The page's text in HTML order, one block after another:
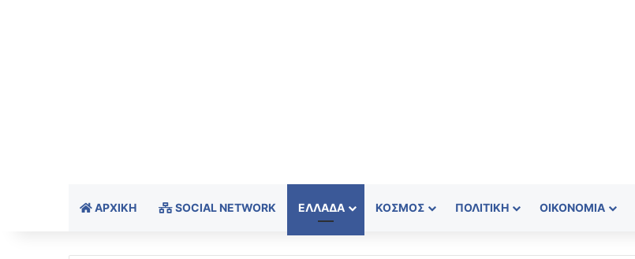
ΑΡΧΙΚΉ SOCIAL NETWORK ΕΛΛΆΔΑ ΚΌΣΜΟΣ ΠΟΛΙΤΙΚΉ ΟΙΚΟΝΟΜΊΑ